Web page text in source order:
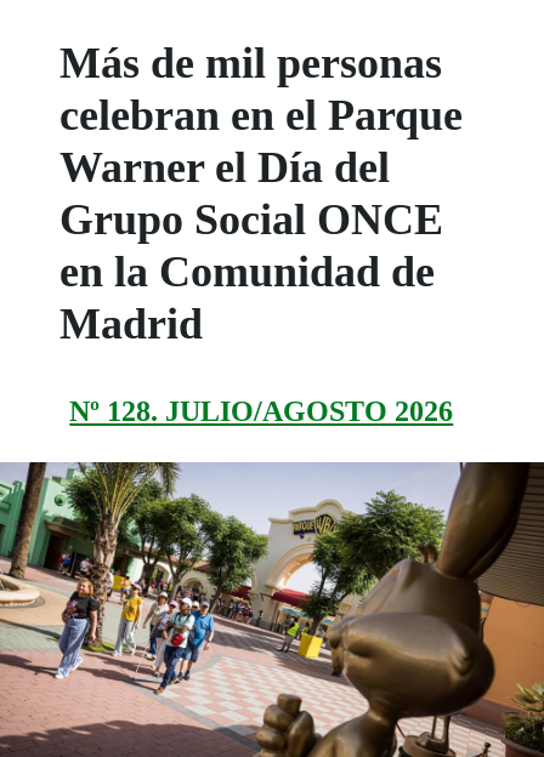
Más de mil personas
celebran en el Parque
Warner el Día del
Grupo Social ONCE
en la Comunidad de
Madrid
Nº 128. JULIO/AGOSTO 2026